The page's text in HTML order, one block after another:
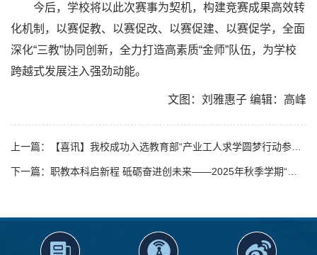
今后，学校将以此次赛事为契机，构建竞赛成果高效转
化机制，以赛促教、以赛促改、以赛促建、以赛促学，全面
深化“三教”协同创新，全力打造高素质“金师”队伍，为学校
跨越式发展注入强劲动能。
文图：刘雅惠子 编辑：高峰